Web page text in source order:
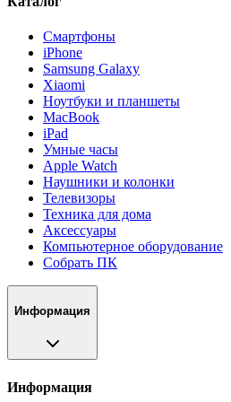
Смартфоны
iPhone
Samsung Galaxy
Xiaomi
Ноутбуки и планшеты
MacBook
iPad
Умные часы
Apple Watch
Наушники и колонки
Телевизоры
Техника для дома
Аксессуары
Компьютерное оборудование
Собрать ПК
Информация
Информация